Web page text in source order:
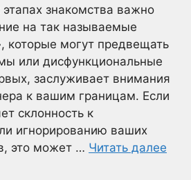
знакомства важно
на так называемые
которые могут предвещать
или дисфункциональные
заслуживает внимания
к вашим границам. Если
склонность к
игнорированию ваших
это может … Читать далее